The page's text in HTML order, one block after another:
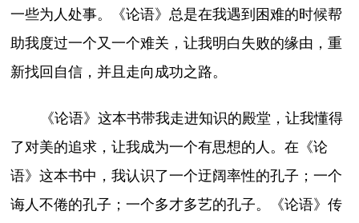
一些为人处事。《论语》总是在我遇到困难的时候帮
助我度过一个又一个难关，让我明白失败的缘由，重
新找回自信，并且走向成功之路。
《论语》这本书带我走进知识的殿堂，让我懂得
了对美的追求，让我成为一个有思想的人。在《论
语》这本书中，我认识了一个迂阔率性的孔子；一个
诲人不倦的孔子；一个多才多艺的孔子。《论语》传